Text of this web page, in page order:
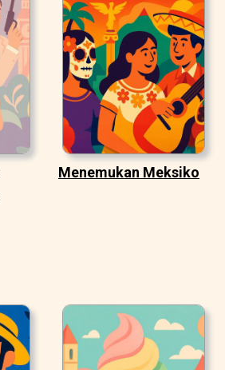
Menemukan Meksiko